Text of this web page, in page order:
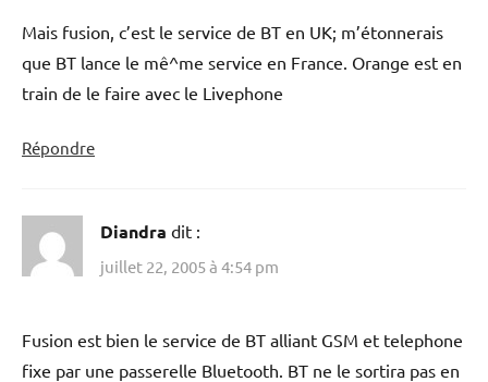
Mais fusion, c’est le service de BT en UK; m’étonnerais
que BT lance le mê^me service en France. Orange est en
train de le faire avec le Livephone
Répondre
Diandra dit :
juillet 22, 2005 à 4:54 pm
Fusion est bien le service de BT alliant GSM et telephone
fixe par une passerelle Bluetooth. BT ne le sortira pas en